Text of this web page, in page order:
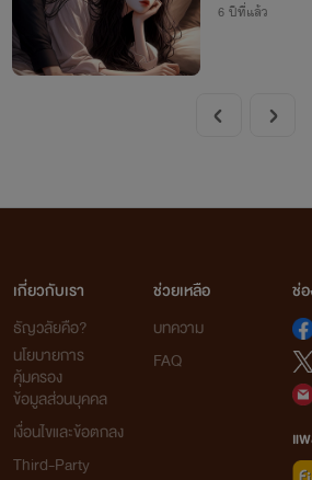
6 ปีที่แล้ว
เกี่ยวกับเรา
ธัญวลัยคือ?
นโยบายการ
คุ้มครอง
ข้อมูลส่วนบุคคล
เงื่อนไขและข้อตกลง
Third-Party
ช่วยเหลือ
บทความ
FAQ
ช่
แ